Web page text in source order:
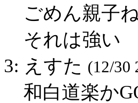
ごめん親子
それは強い
3: えすた (12/30
和白道楽か